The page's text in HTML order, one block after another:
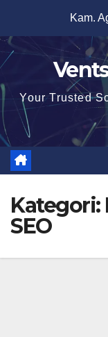
content
Kam.
Your Trusted
Kategori:
SEO